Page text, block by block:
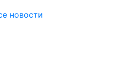
новости